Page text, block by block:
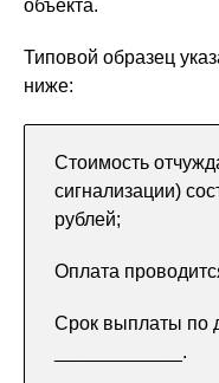
объекта.
Типовой образец
ниже:
Стоимость
сигнализации)
рублей;
Оплата
Срок выплаты по
____________.